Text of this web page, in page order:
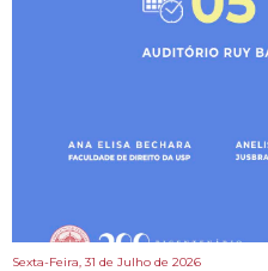
Sexta-Feira, 31 de Julho de 2026